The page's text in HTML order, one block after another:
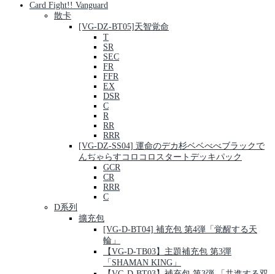
Card Fight!! Vanguard
散卡
[VG-DZ-BT05]天智覚命
T
SR
SEC
FR
FFR
EX
DSR
C
R
RR
RRR
[VG-DZ-SS04] 運命のデカ杉ベベべべブラックで
んぢゃらすコロコロスタートデッキパック
GCR
CR
RRR
C
D系列
擴充包
[VG-D-BT04] 補充包 第4弾「覚醒する天
輪」
【VG-D-TB03】主題補充包 第3彈
「SHAMAN KING」